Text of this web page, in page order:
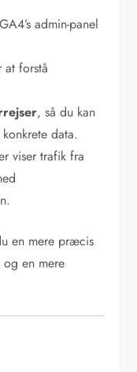
admin-panel
at forstå
, så du kan
data.
viser trafik fra
en mere præcis
en mere